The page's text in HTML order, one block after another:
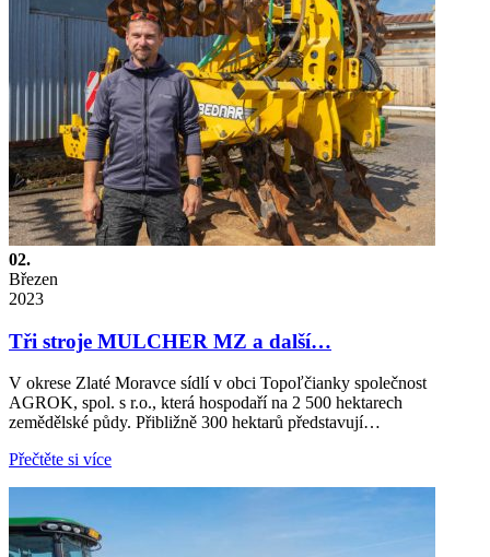
02.
Březen
2023
Tři stroje MULCHER MZ a další…
V okrese Zlaté Moravce sídlí v obci Topoľčianky společnost
AGROK, spol. s r.o., která hospodaří na 2 500 hektarech
zemědělské půdy. Přibližně 300 hektarů představují…
Přečtěte si více